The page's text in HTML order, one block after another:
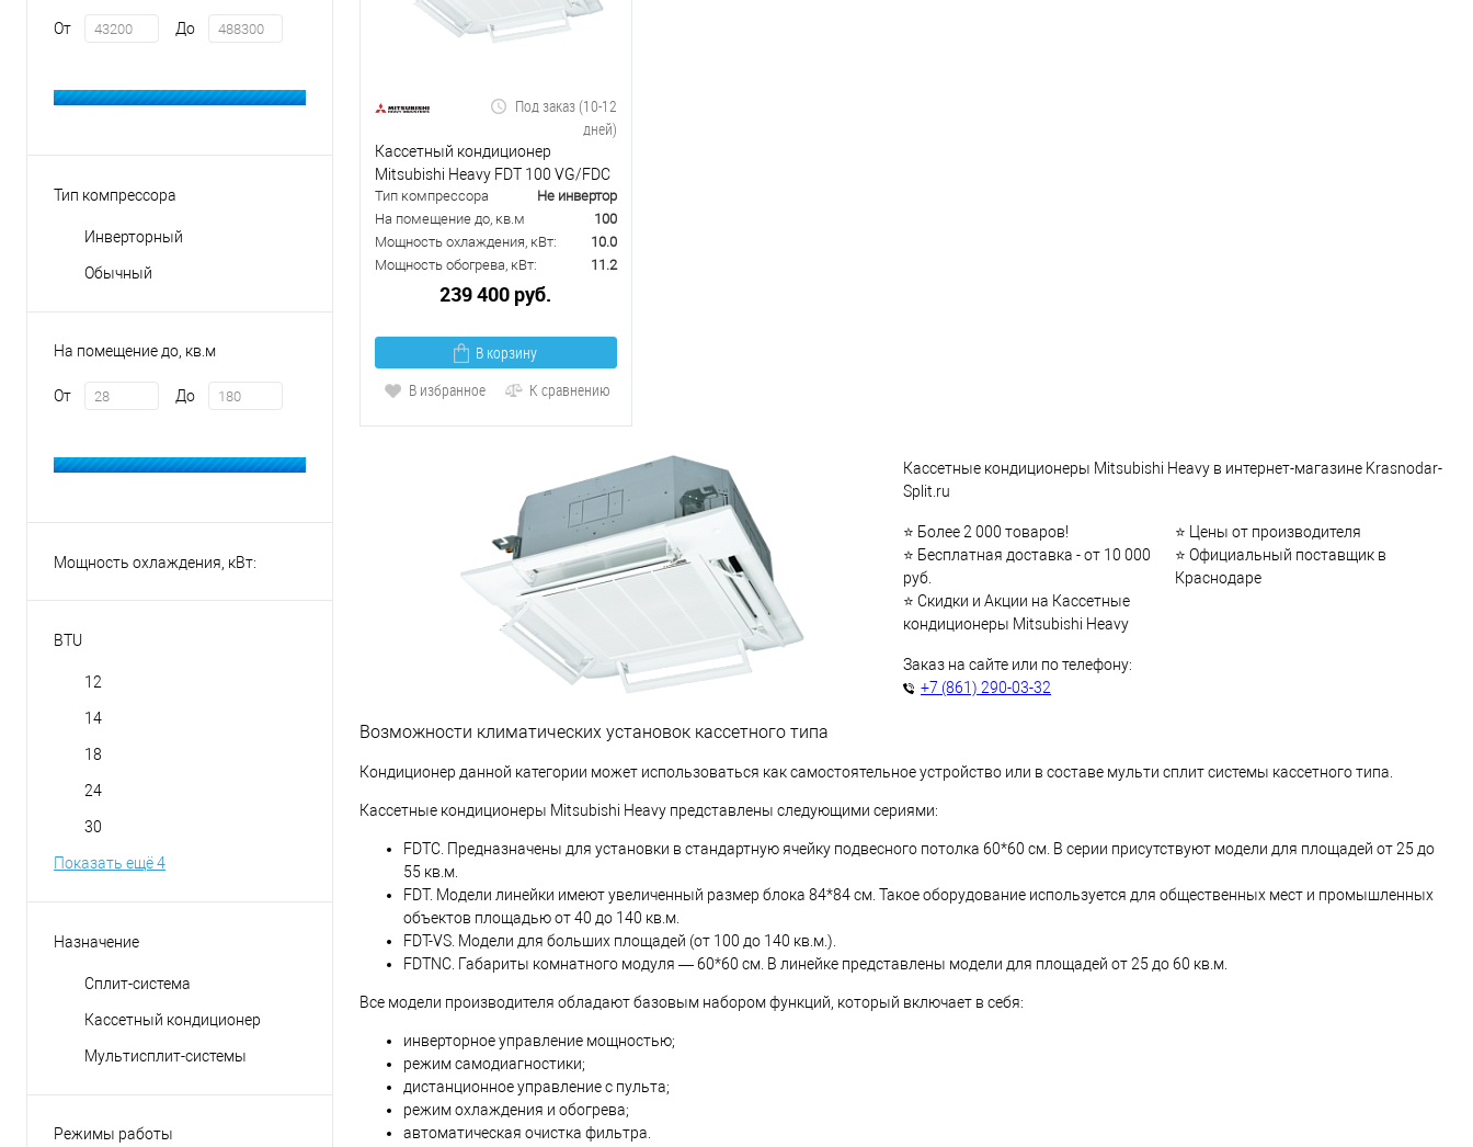
От До
Тип компрессора
Инверторный
Обычный
На помещение до, кв.м
От До
Мощность охлаждения, кВт:
BTU
12
14
18
24
30
Показать ещё 4
Назначение
Сплит-система
Кассетный кондиционер
Мультисплит-системы
Режимы работы
Под заказ (10-12
дней)
Кассетный кондиционер
Mitsubishi Heavy FDT 100 VG/FDC
100 VNP/T-PSA-5AW-E
Тип компрессора
Не инвертор
На помещение до, кв.м
100
Мощность охлаждения, кВт:
10.0
Мощность обогрева, кВт:
11.2
239 400 руб.
В корзину
В избранное
К сравнению
Кассетные кондиционеры Mitsubishi Heavy в интернет-магазине Krasnodar-
Split.ru
⭐ Более 2 000 товаров!
⭐ Бесплатная доставка - от 10 000
руб.
⭐ Скидки и Акции на Кассетные
кондиционеры Mitsubishi Heavy
⭐ Цены от производителя
⭐ Официальный поставщик в
Краснодаре
Заказ на сайте или по телефону:
+7 (861) 290-03-32
Возможности климатических установок кассетного типа
Кондиционер данной категории может использоваться как самостоятельное устройство или в составе мульти сплит системы кассетного типа.
Кассетные кондиционеры Mitsubishi Heavy представлены следующими сериями:
FDTC. Предназначены для установки в стандартную ячейку подвесного потолка 60*60 см. В серии присутствуют модели для площадей от 25 до
55 кв.м.
FDT. Модели линейки имеют увеличенный размер блока 84*84 см. Такое оборудование используется для общественных мест и промышленных
объектов площадью от 40 до 140 кв.м.
FDT-VS. Модели для больших площадей (от 100 до 140 кв.м.).
FDTNC. Габариты комнатного модуля — 60*60 см. В линейке представлены модели для площадей от 25 до 60 кв.м.
Все модели производителя обладают базовым набором функций, который включает в себя:
инверторное управление мощностью;
режим самодиагностики;
дистанционное управление с пульта;
режим охлаждения и обогрева;
автоматическая очистка фильтра.